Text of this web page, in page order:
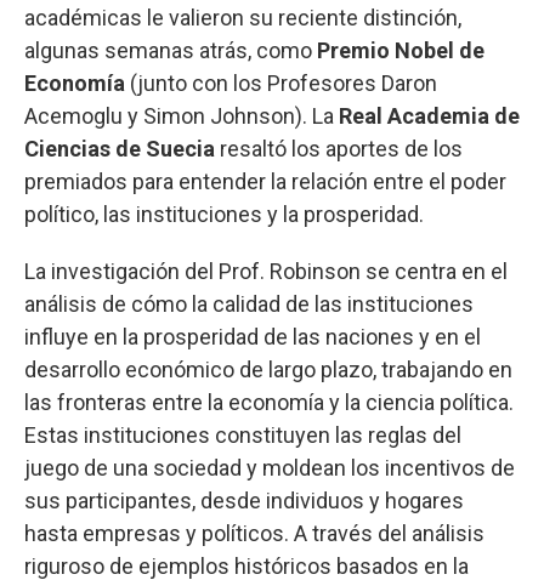
académicas le valieron su reciente distinción,
algunas semanas atrás, como Premio Nobel de
Economía (junto con los Profesores Daron
Acemoglu y Simon Johnson). La Real Academia de
Ciencias de Suecia resaltó los aportes de los
premiados para entender la relación entre el poder
político, las instituciones y la prosperidad.
La investigación del Prof. Robinson se centra en el
análisis de cómo la calidad de las instituciones
influye en la prosperidad de las naciones y en el
desarrollo económico de largo plazo, trabajando en
las fronteras entre la economía y la ciencia política.
Estas instituciones constituyen las reglas del
juego de una sociedad y moldean los incentivos de
sus participantes, desde individuos y hogares
hasta empresas y políticos. A través del análisis
riguroso de ejemplos históricos basados en la